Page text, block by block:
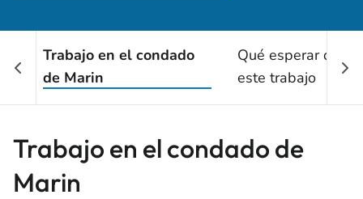
Trabajo en el condado
de Marin
Qué esperar
este trabajo
Trabajo en el condado de
Marin